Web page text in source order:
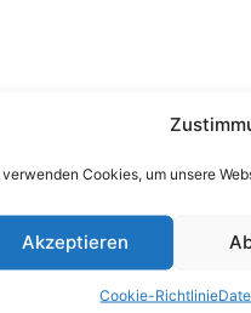
verwenden Cookies, um unsere
Akzeptieren
Cookie-Richtlinie